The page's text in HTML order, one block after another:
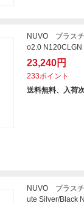
NUVO プラス
o2.0 N120CLGN
23,240円
233ポイント
送料無料、入荷
NUVO プラスチ
ute Silver/Black